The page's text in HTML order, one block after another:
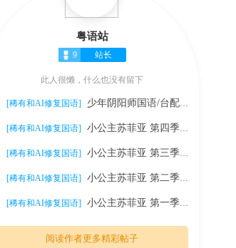
粤语站
9 站长
此人很懒，什么也没有留下
[稀有和AI修复国语] 少年阴阳师国语/台配 1080P【1-26话全】
[稀有和AI修复国语] 小公主苏菲亚 第四季国语/台配 1080P【1-30话全】 ...
[稀有和AI修复国语] 小公主苏菲亚 第三季国语/台配 1080P【1-30话全】 ...
[稀有和AI修复国语] 小公主苏菲亚 第二季国语/台配 1080P【1-31话全】 ...
[稀有和AI修复国语] 小公主苏菲亚 第一季国语/台配 1080P【1-25话全】 ...
阅读作者更多精彩帖子